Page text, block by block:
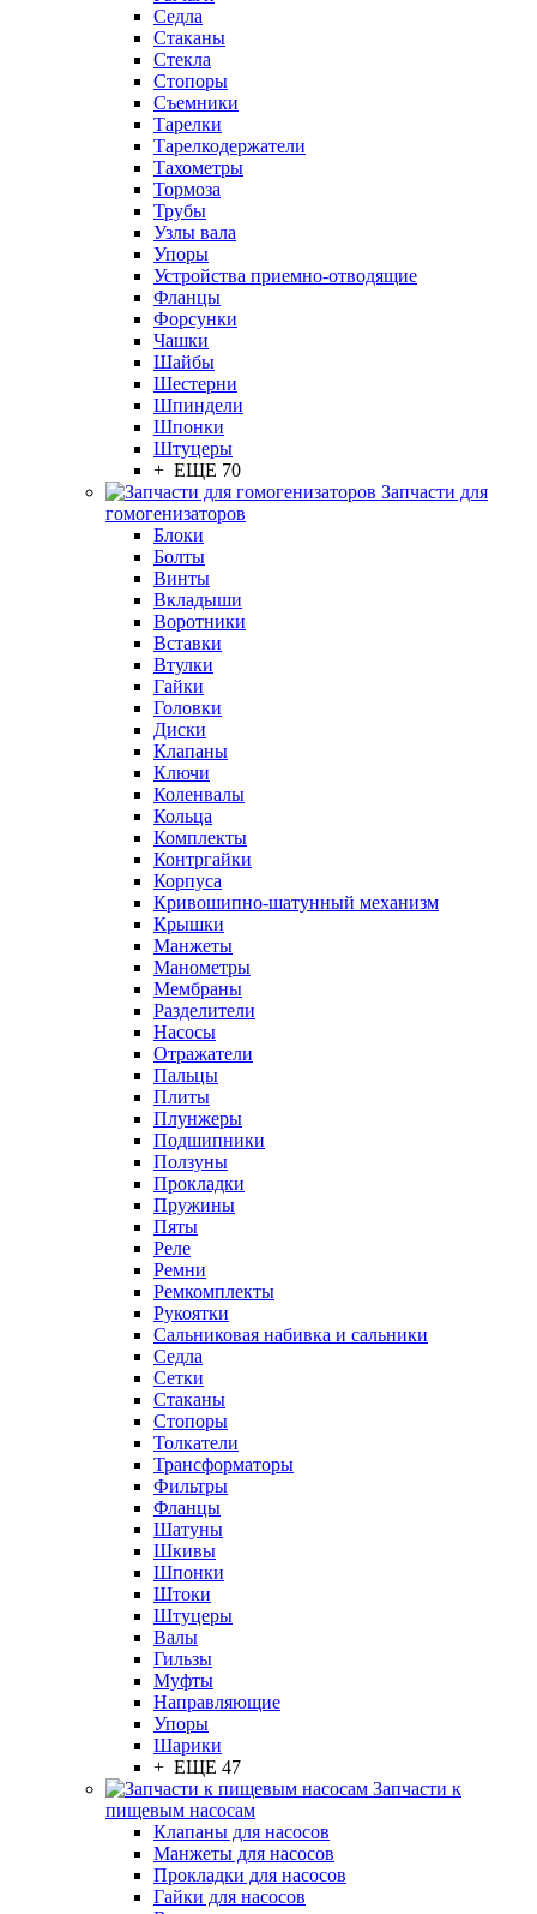
Седла
Стаканы
Стекла
Стопоры
Съемники
Тарелки
Тарелкодержатели
Тахометры
Тормоза
Трубы
Узлы вала
Упоры
Устройства приемно-отводящие
Фланцы
Форсунки
Чашки
Шайбы
Шестерни
Шпиндели
Шпонки
Штуцеры
+ ЕЩЕ 70
Запчасти для
гомогенизаторов
Блоки
Болты
Винты
Вкладыши
Воротники
Вставки
Втулки
Гайки
Головки
Диски
Клапаны
Ключи
Коленвалы
Кольца
Комплекты
Контргайки
Корпуса
Кривошипно-шатунный механизм
Крышки
Манжеты
Манометры
Мембраны
Разделители
Насосы
Отражатели
Пальцы
Плиты
Плунжеры
Подшипники
Ползуны
Прокладки
Пружины
Пяты
Реле
Ремни
Ремкомплекты
Рукоятки
Сальниковая набивка и сальники
Седла
Сетки
Стаканы
Стопоры
Толкатели
Трансформаторы
Фильтры
Фланцы
Шатуны
Шкивы
Шпонки
Штоки
Штуцеры
Валы
Гильзы
Муфты
Направляющие
Упоры
Шарики
+ ЕЩЕ 47
Запчасти к
пищевым насосам
Клапаны для насосов
Манжеты для насосов
Прокладки для насосов
Гайки для насосов